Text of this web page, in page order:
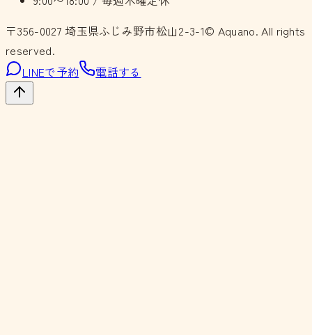
〒356-0027 埼玉県ふじみ野市松山2-3-1© Aquano. All rights
reserved.
LINEで予約
電話する